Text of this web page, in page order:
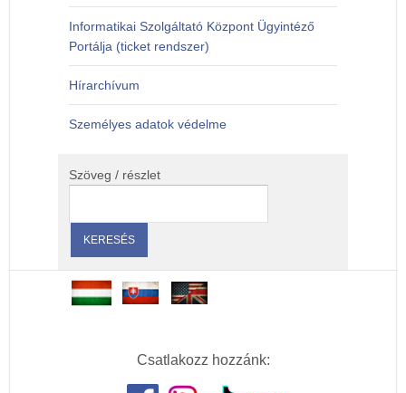
Informatikai Szolgáltató Központ Ügyintéző
Portálja (ticket rendszer)
Hírarchívum
Személyes adatok védelme
Szöveg / részlet
Csatlakozz hozzánk: